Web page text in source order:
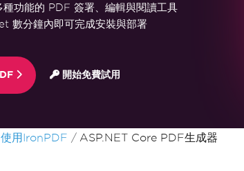
功能的 PDF 簽署、編輯與閱讀工具
數分鐘內即可完成安裝與部署
開始免費試用
使用IronPDF ASP.NET Core PDF生成器